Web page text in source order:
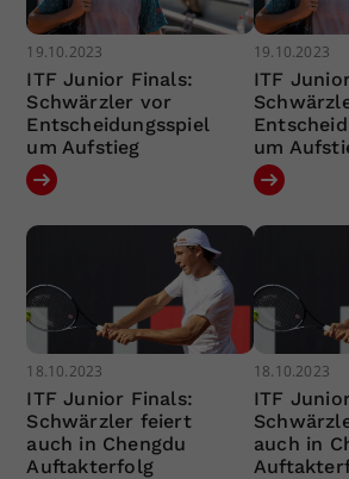
19.10.2023
ITF Junior Finals:
Schwärzler vor
Entscheidungsspiel
um Aufstieg
19.10.2023
ITF
um
18.10.2023
ITF Junior Finals:
Schwärzler feiert
auch in Chengdu
Auftakterfolg
18.10.2023
ITF
auch in